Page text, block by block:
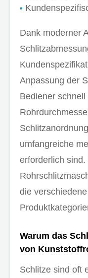
Dank moderner
Anpassung der
Bediener
umfangreiche
erforderlich
die
Warum das
von
Schlitze sind oft